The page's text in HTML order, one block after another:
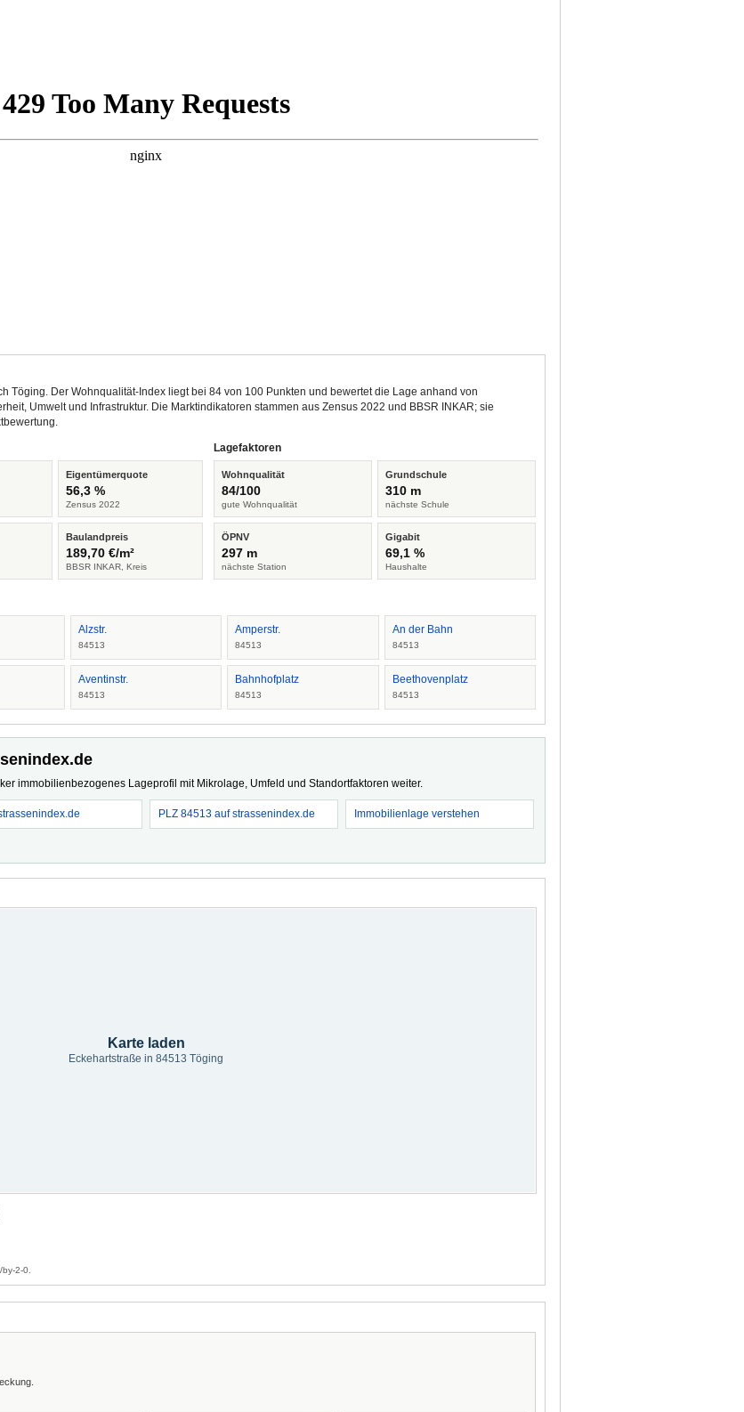
Töging. Der Wohnqualität-Index liegt bei 84 von 100 Punkten und bewertet die Lage anhand von
Umwelt und Infrastruktur. Die Marktindikatoren stammen aus Zensus 2022 und BBSR INKAR; sie
Eigentümerquote
56,3 %
Zensus 2022
Baulandpreis
189,70 €/m²
BBSR INKAR, Kreis
Lagefaktoren
Wohnqualität
84/100
gute Wohnqualität
Grundschule
310 m
nächste Schule
ÖPNV
297 m
nächste Station
Gigabit
69,1 %
Haushalte
Alzstr.
84513
Amperstr.
84513
An der Bahn
84513
Aventinstr.
84513
Bahnhofplatz
84513
Beethovenplatz
84513
immobilienbezogenes Lageprofil mit Mikrolage, Umfeld und Standortfaktoren weiter.
PLZ 84513 auf strassenindex.de Immobilienlage verstehen
Karte laden
Eckehartstraße in 84513 Töging
2-0.